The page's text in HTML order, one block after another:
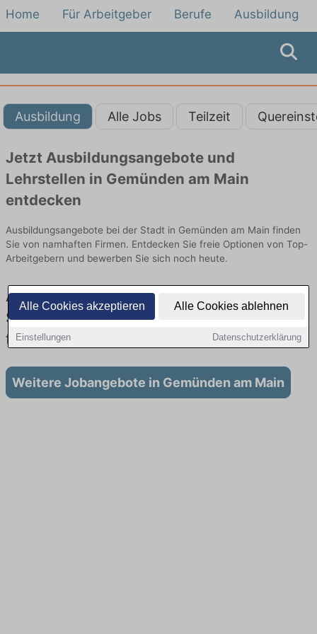
Alle Cookies akzeptieren Alle Cookies ablehnen
Einstellungen Datenschutzerklärung
Home Für Arbeitgeber Berufe Ausbildung
Ausbildung Alle Jobs Teilzeit
Jetzt Ausbildungsangebote und
Lehrstellen in Gemünden am Main
entdecken
Ausbildungsangebote bei der Stadt in Gemünden am Main finden
Sie von namhaften Firmen. Entdecken Sie freie Optionen von Top-
Arbeitgebern und bewerben Sie sich noch heute.
Ausbildung in Gemünden am Main bei der
Stadt: Aktuell gibt es keine Stellenangebote
für Ausbildung in Gemünden am Main
Weitere Jobangebote in Gemünden am Main